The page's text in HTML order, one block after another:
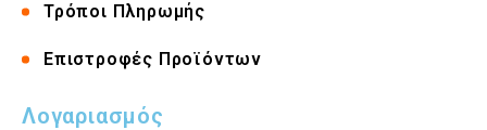
Τρόποι Πληρωμής
Επιστροφές Προϊόντων
Λογαριασμός